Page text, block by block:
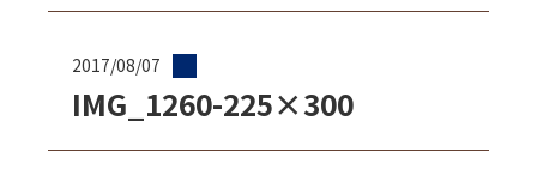
2017/08/07
IMG_1260-225×300